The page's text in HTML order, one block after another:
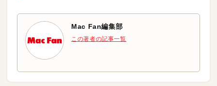
Mac Fan編集部
この著者の記事一覧